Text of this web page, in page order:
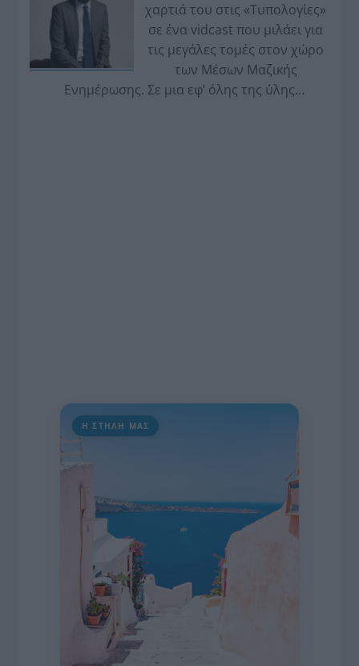
χαρτιά του στις «Τυπολογίες»
σε ένα vidcast που μιλάει για
τις μεγάλες τομές στον χώρο
των Μέσων Μαζικής
Ενημέρωσης. Σε μια εφ’ όλης της ύλης
Η ΣΤΗΛΗ ΜΑΣ